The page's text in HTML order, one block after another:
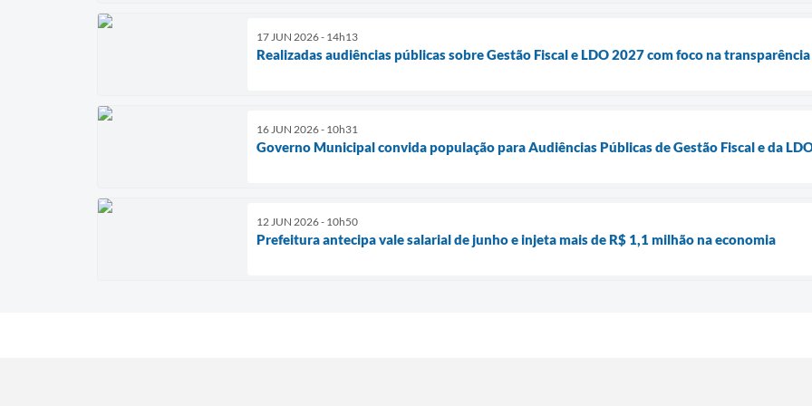
17 JUN 2026 - 14h13
Realizadas audiências públicas sobre Gestão Fiscal e LDO 2027 com foco na
16 JUN 2026 - 10h31
Governo Municipal convida população para Audiências Públicas de Gestão Fiscal e da
12 JUN 2026 - 10h50
Prefeitura antecipa vale salarial de junho e injeta mais de R$ 1,1 milhão na economia